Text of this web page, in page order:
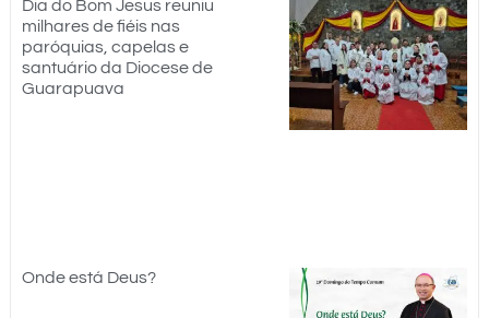
Dia do Bom Jesus reuniu
milhares de fiéis nas
paróquias, capelas e
santuário da Diocese de
Guarapuava
Onde está Deus?